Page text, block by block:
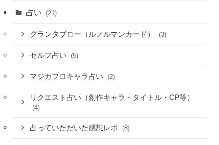
占い (21)
グランタブロー（ルノルマンカード） (3)
セルフ占い (5)
マジカプロキャラ占い (2)
リクエスト占い（創作キャラ・タイトル・CP等）
(4)
占っていただいた感想レポ (8)